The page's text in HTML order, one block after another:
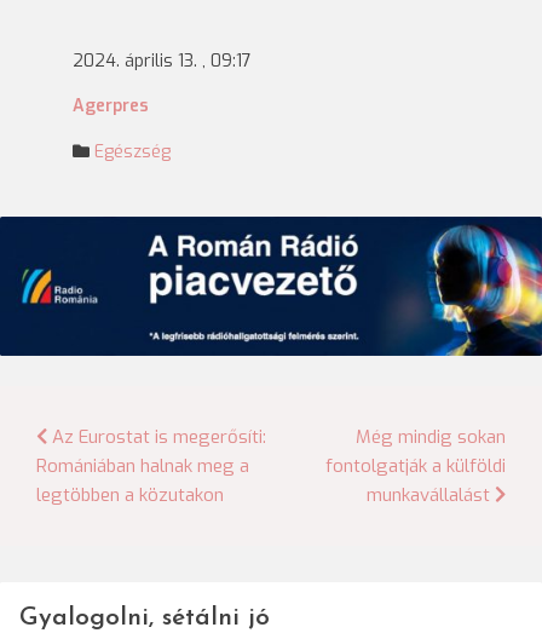
2024. április 13. , 09:17
Agerpres
Egészség
Bejegyzés
navigáció
Az Eurostat is megerősíti:
Romániában halnak meg a
legtöbben a közutakon
Még mindig sokan
fontolgatják a külföldi
munkavállalást
Gyalogolni, sétálni jó